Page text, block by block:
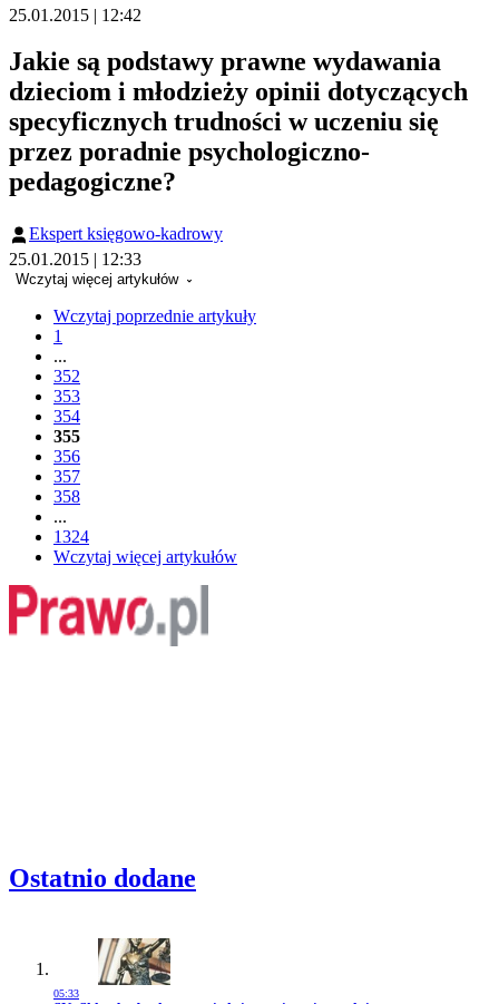
25.01.2015 | 12:42
Jakie są podstawy prawne wydawania
dzieciom i młodzieży opinii dotyczących
specyficznych trudności w uczeniu się
przez poradnie psychologiczno-
pedagogiczne?
Ekspert księgowo-kadrowy
25.01.2015 | 12:33
Wczytaj więcej artykułów
Wczytaj poprzednie artykuły
1
...
352
353
354
355
356
357
358
...
1324
Wczytaj więcej artykułów
Ostatnio dodane
05:33